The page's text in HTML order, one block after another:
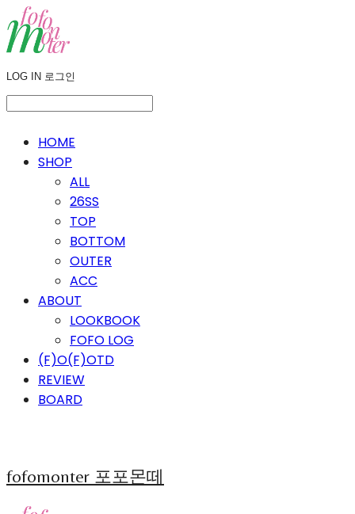
LOG IN 로그인
HOME
SHOP
ALL
26SS
TOP
BOTTOM
OUTER
ACC
ABOUT
LOOKBOOK
FOFO LOG
(F)O(F)OTD
REVIEW
BOARD
fofomonter 포포몬떼